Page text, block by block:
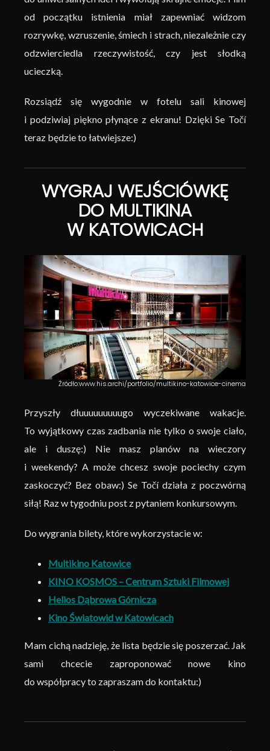
od początku istnienia miał zapewniać widzom
rozrywkę, wzruszenie, śmiech i strach, niezależnie czy
odzwierciedla rzeczywistość, czy jest słodką
ucieczką.
Rozsiądź się wygodnie w fotelu sali kinowej
i podziwiaj piękno płynące z ekranu! Dzięki Se Točí
teraz będzie to łatwiejsze:)
WYGRAJ WEJŚCIÓWKĘ
DO MULTIKINA
W KATOWICACH
Źródło:www.his.archi/portfolio/multikino-katowice-cinema
Przyszły dłuuuuuuuuugo wyczekiwane wakacje.
To wyjątkowy czas zadbania nie tylko o swoje ciało,
ale i duszę:) Nie masz planów na wieczory
i weekendy? A może chcesz swoje pociechy czym
zaskoczyć? Bez obaw:) Se Točí działa z poczwórną
siłą! Raz w tygodniu post z pytaniem konkursowym.
Do wygrania bilety, które wykorzystacie w:
Multikino Katowice
KINO KOSMOS – Centrum Sztuki Filmowej
Helios Dąbrowa Górnicza
Kino Światowid w Katowicach
Mam cichą nadzieję, że lista będzie się poszerzać. Jak
sami chcecie zaproponować nowe kino
do współpracy to zapraszam do kontaktu:)